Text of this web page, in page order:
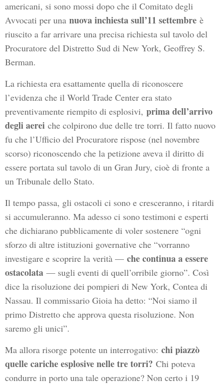
americani, si sono mossi dopo che il Comitato degli
Avvocati per una nuova inchiesta sull’11 settembre è
riuscito a far arrivare una precisa richiesta sul tavolo del
Procuratore del Distretto Sud di New York, Geoffrey S.
Berman.
La richiesta era esattamente quella di riconoscere
l’evidenza che il World Trade Center era stato
preventivamente riempito di esplosivi, prima dell’arrivo
degli aerei che colpirono due delle tre torri. Il fatto nuovo
fu che l’Ufficio del Procuratore rispose (nel novembre
scorso) riconoscendo che la petizione aveva il diritto di
essere portata sul tavolo di un Gran Jury, cioè di fronte a
un Tribunale dello Stato.
Il tempo passa, gli ostacoli ci sono e cresceranno, i ritardi
si accumuleranno. Ma adesso ci sono testimoni e esperti
che dichiarano pubblicamente di voler sostenere “ogni
sforzo di altre istituzioni governative che “vorranno
investigare e scoprire la verità — che continua a essere
ostacolata — sugli eventi di quell’orribile giorno”. Così
dice la risoluzione dei pompieri di New York, Contea di
Nassau. Il commissario Gioia ha detto: “Noi siamo il
primo Distretto che approva questa risoluzione. Non
saremo gli unici”.
Ma allora risorge potente un interrogativo: chi piazzò
quelle cariche esplosive nelle tre torri? Chi poteva
condurre in porto una tale operazione? Non certo i 19